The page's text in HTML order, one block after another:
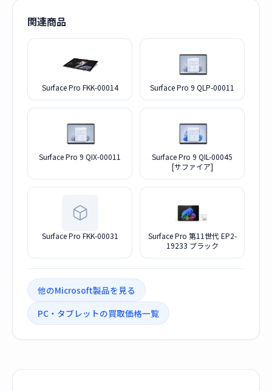
関連商品
Surface Pro FKK-00014 Surface Pro 9 QLP-00011
Surface Pro 9 QIX-00011
Surface Pro 9 QIL-00045
[サファイア]
Surface Pro FKK-00031
Surface Pro 第11世代 EP2-
19233 ブラック
他のMicrosoft製品を見る
PC・タブレットの買取価格一覧